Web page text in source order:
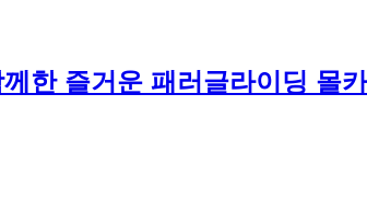
한 즐거운 패러글라이딩 몰